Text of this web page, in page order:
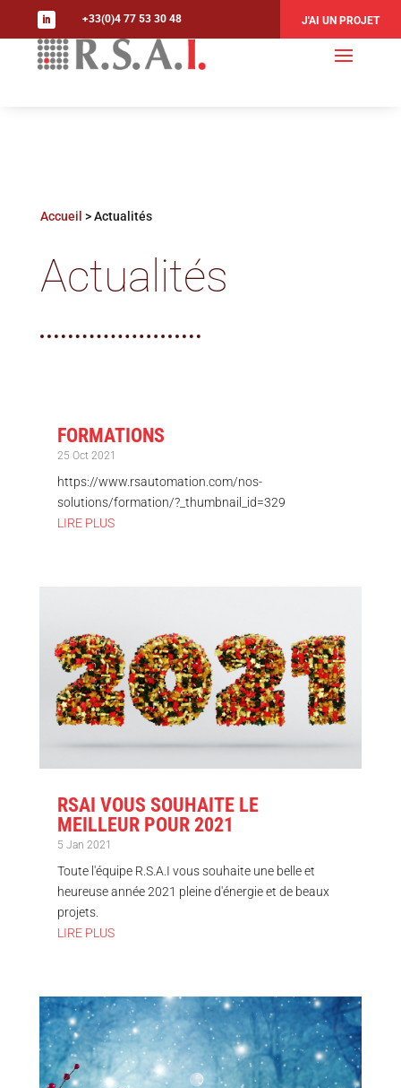
+33(0)4 77 53 30 48 J'AI UN PROJET
Accueil >Actualités
Actualités
FORMATIONS
25 Oct 2021
https://www.rsautomation.com/nos-
solutions/formation/?_thumbnail_id=329
LIRE PLUS
RSAI VOUS SOUHAITE LE
MEILLEUR POUR 2021
5 Jan 2021
Toute l'équipe R.S.A.I vous souhaite une belle et
heureuse année 2021 pleine d'énergie et de beaux
projets.
LIRE PLUS